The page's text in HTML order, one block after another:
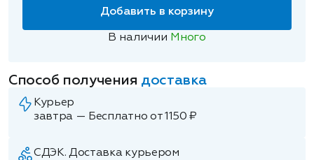
Добавить в корзину
В наличии Много
Способ получения доставка
Курьер
завтра — Бесплатно от 1150 ₽
СДЭК. Доставка курьером